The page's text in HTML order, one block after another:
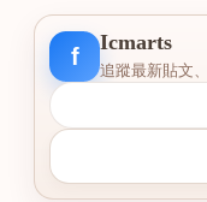
f
Icmarts
追蹤最新貼文